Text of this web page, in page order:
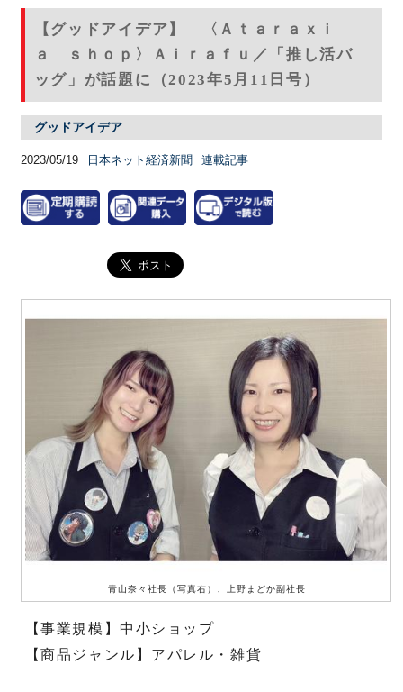
【グッドアイデア】 〈Ａｔａｒａｘｉ
ａ ｓｈｏｐ〉Ａｉｒａｆｕ／「推し活バ
ッグ」が話題に（2023年5月11日号）
グッドアイデア
2023/05/19 日本ネット経済新聞 連載記事
青山奈々社長（写真右）、上野まどか副社長
【事業規模】中小ショップ
【商品ジャンル】アパレル・雑貨